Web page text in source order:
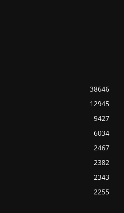
38646
12945
9427
6034
2467
2382
2343
2255